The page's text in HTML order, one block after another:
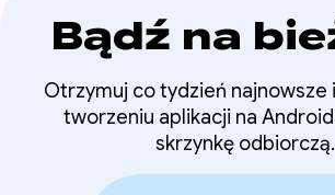
Bądź na
Otrzymuj co tydzień
tworzeniu aplikacji na
skrzynkę odbiorczą.